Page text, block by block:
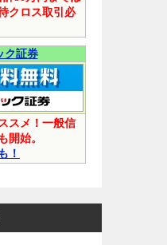
クロス取引必
ク証券
スメ！一般信
開始。
！